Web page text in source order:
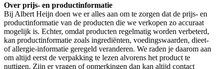
Over prijs- en productinformatie
Bij Albert Heijn doen we er alles aan om te zorgen dat de prijs- en
productinformatie van de producten die we verkopen zo accuraat
mogelijk is. Echter, omdat producten regelmatig worden verbeterd,
kan productinformatie zoals ingrediënten, voedingswaarden, dieet-
of allergie-informatie geregeld veranderen. We raden je daarom aan
om altijd eerst de verpakking te lezen alvorens het product te
nuttigen. Zijn er vragen of opmerkingen dan kan altijd contact